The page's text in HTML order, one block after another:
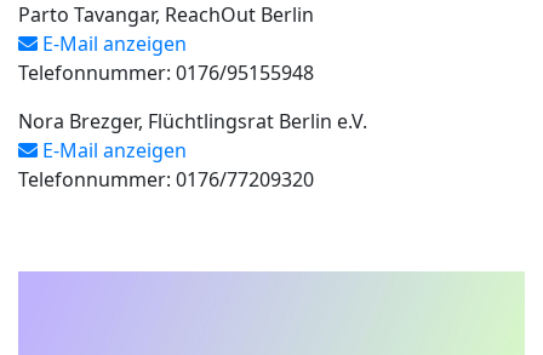
Parto Tavangar, ReachOut Berlin
E-Mail anzeigen
Telefonnummer: 0176/95155948
Nora Brezger, Flüchtlingsrat Berlin e.V.
E-Mail anzeigen
Telefonnummer: 0176/77209320